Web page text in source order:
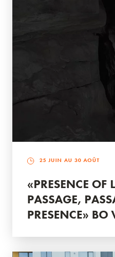
25 JUIN AU 30 AOÛT
«PRESENCE OF
PASSAGE,
PRESENCE» BO